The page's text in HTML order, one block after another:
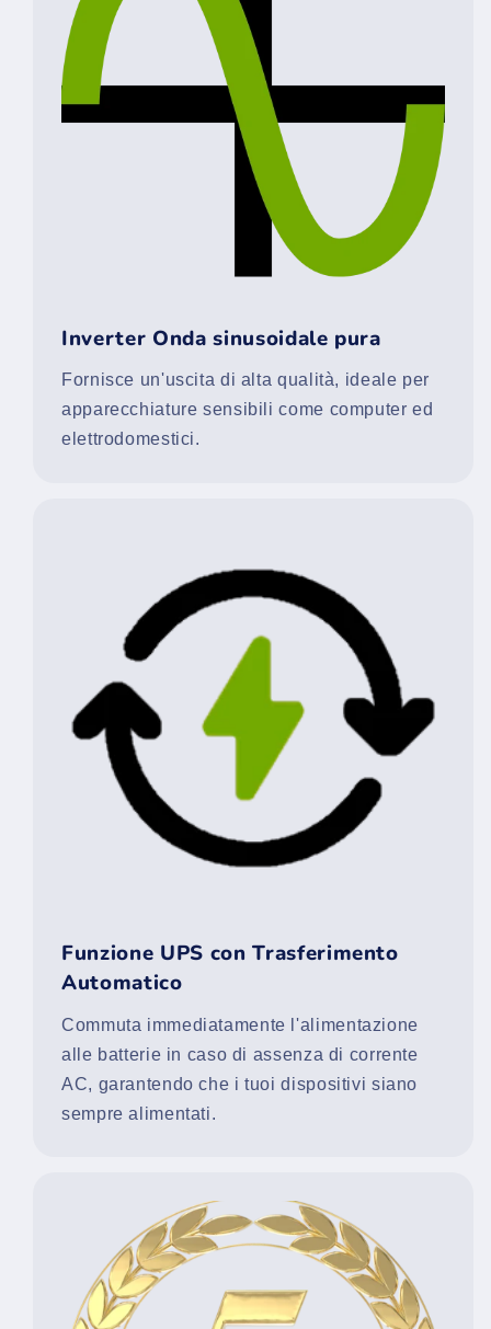
Inverter Onda sinusoidale pura
Fornisce un'uscita di alta qualità, ideale per
apparecchiature sensibili come computer ed
elettrodomestici.
Funzione UPS con Trasferimento
Automatico
Commuta immediatamente l'alimentazione
alle batterie in caso di assenza di corrente
AC, garantendo che i tuoi dispositivi siano
sempre alimentati.